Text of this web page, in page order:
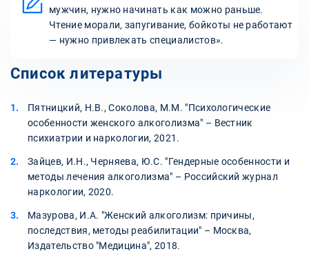
мужчин, нужно начинать как можно раньше.
Чтение морали, запугивание, бойкоты не работают
— нужно привлекать специалистов».
Список литературы
Пятницкий, Н.В., Соколова, М.М. "Психологические
особенности женского алкоголизма" – Вестник
психиатрии и наркологии, 2021.
Зайцев, И.Н., Черняева, Ю.С. "Гендерные особенности и
методы лечения алкоголизма" – Российский журнал
наркологии, 2020.
Мазурова, И.А. "Женский алкоголизм: причины,
последствия, методы реабилитации" – Москва,
Издательство "Медицина", 2018.